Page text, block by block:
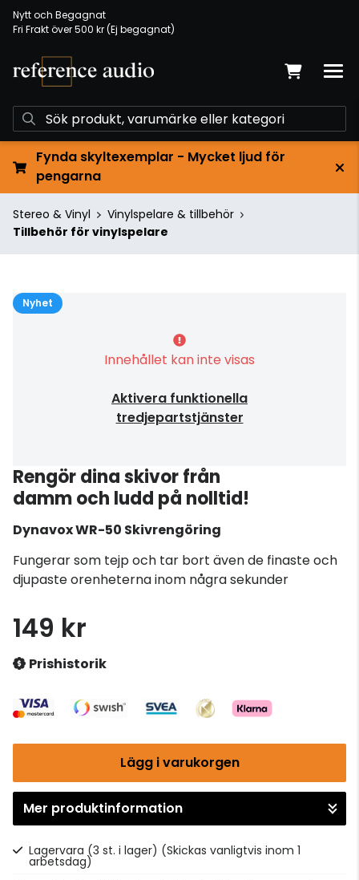
Nytt och Begagnat
Fri Frakt över 500 kr (Ej begagnat)
Fynda skyltexemplar - Mycket ljud för
pengarna
Stereo & Vinyl
Vinylspelare & tillbehör
Tillbehör för vinylspelare
Nyhet
Innehållet kan inte visas
Aktivera funktionella
tredjepartstjänster
Rengör dina skivor från
damm och ludd på nolltid!
DynavoxWR-50 Skivrengöring
Fungerar som tejp och tar bort även de finaste och
djupaste orenheterna inom några sekunder
149 kr
Prishistorik
Lägg i varukorgen
Gå till kassan
Mer produktinformation
Lagervara (3 st. i lager) (Skickas vanligtvis inom 1
arbetsdag)